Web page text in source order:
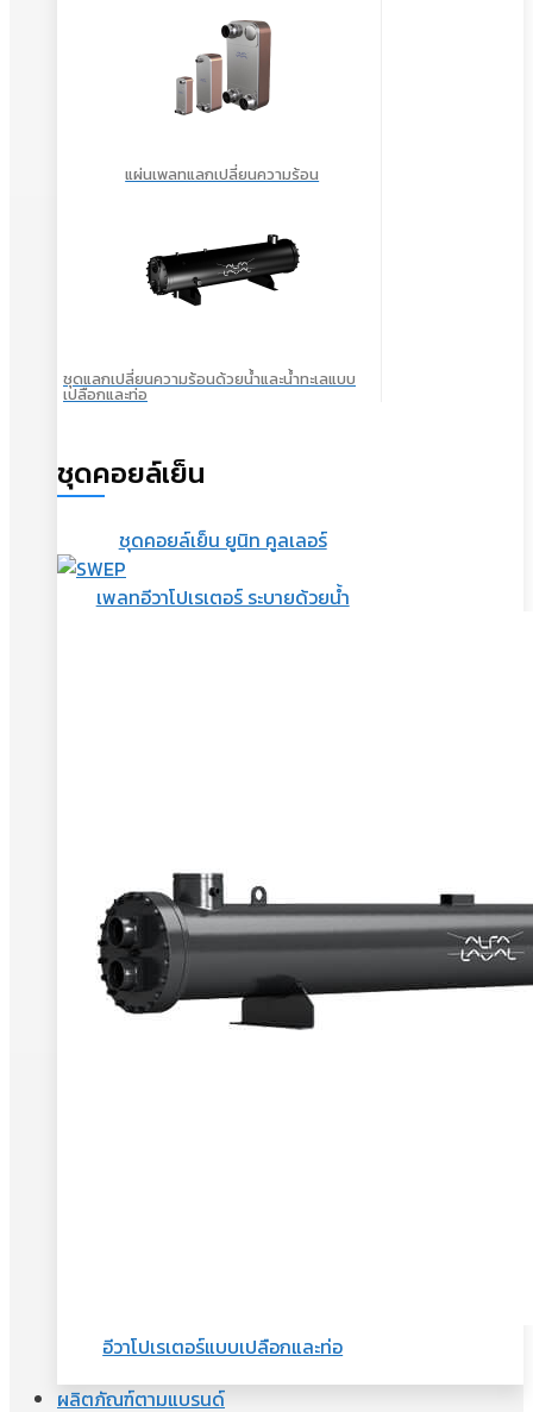
แผ่นเพลทแลกเปลี่ยนความร้อน
ชุดแลกเปลี่ยนความร้อนด้วยน้ำและน้ำทะเลแบบ
เปลือกและท่อ
ชุดคอยล์เย็น
ชุดคอยล์เย็น ยูนิท คูลเลอร์
เพลทอีวาโปเรเตอร์ ระบายด้วยน้ำ
อีวาโปเรเตอร์แบบเปลือกและท่อ
ผลิตภัณฑ์ตามแบรนด์